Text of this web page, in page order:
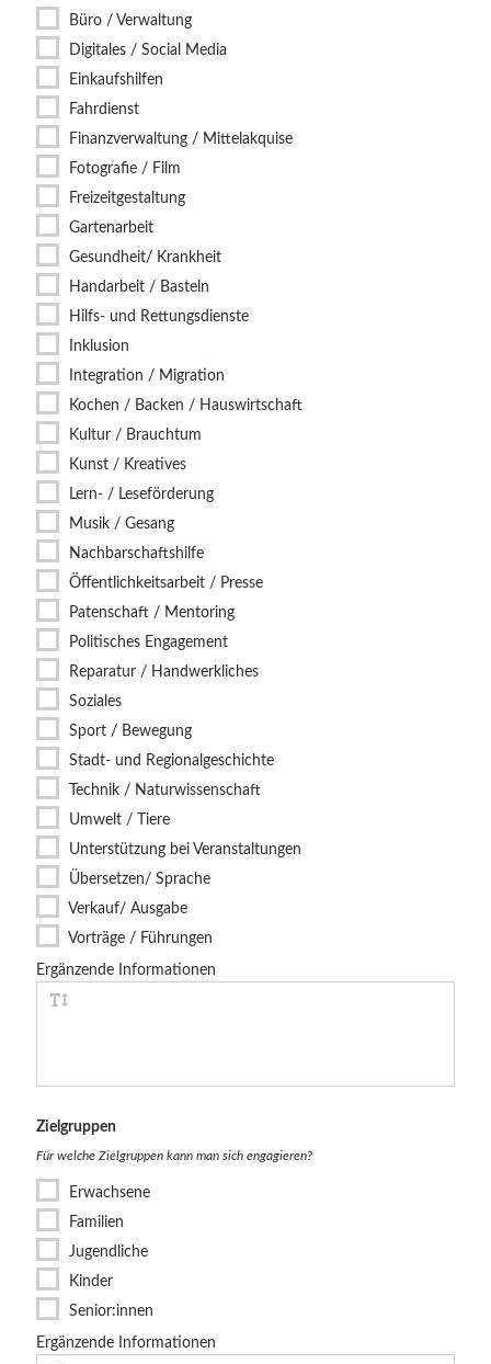
Büro / Verwaltung
Digitales / Social Media
Einkaufshilfen
Fahrdienst
Finanzverwaltung / Mittelakquise
Fotografie / Film
Freizeitgestaltung
Gartenarbeit
Gesundheit/ Krankheit
Handarbeit / Basteln
Hilfs- und Rettungsdienste
Inklusion
Integration / Migration
Kochen / Backen / Hauswirtschaft
Kultur / Brauchtum
Kunst / Kreatives
Lern- / Leseförderung
Musik / Gesang
Nachbarschaftshilfe
Öffentlichkeitsarbeit / Presse
Patenschaft / Mentoring
Politisches Engagement
Reparatur / Handwerkliches
Soziales
Sport / Bewegung
Stadt- und Regionalgeschichte
Technik / Naturwissenschaft
Umwelt / Tiere
Unterstützung bei Veranstaltungen
Übersetzen/ Sprache
Verkauf/ Ausgabe
Vorträge / Führungen
Ergänzende Informationen
Ziel­gruppen
Für welche Zielgruppen kann man sich engagieren?
Erwachsene
Familien
Jugendliche
Kinder
Senior:innen
Ergänzende Informationen